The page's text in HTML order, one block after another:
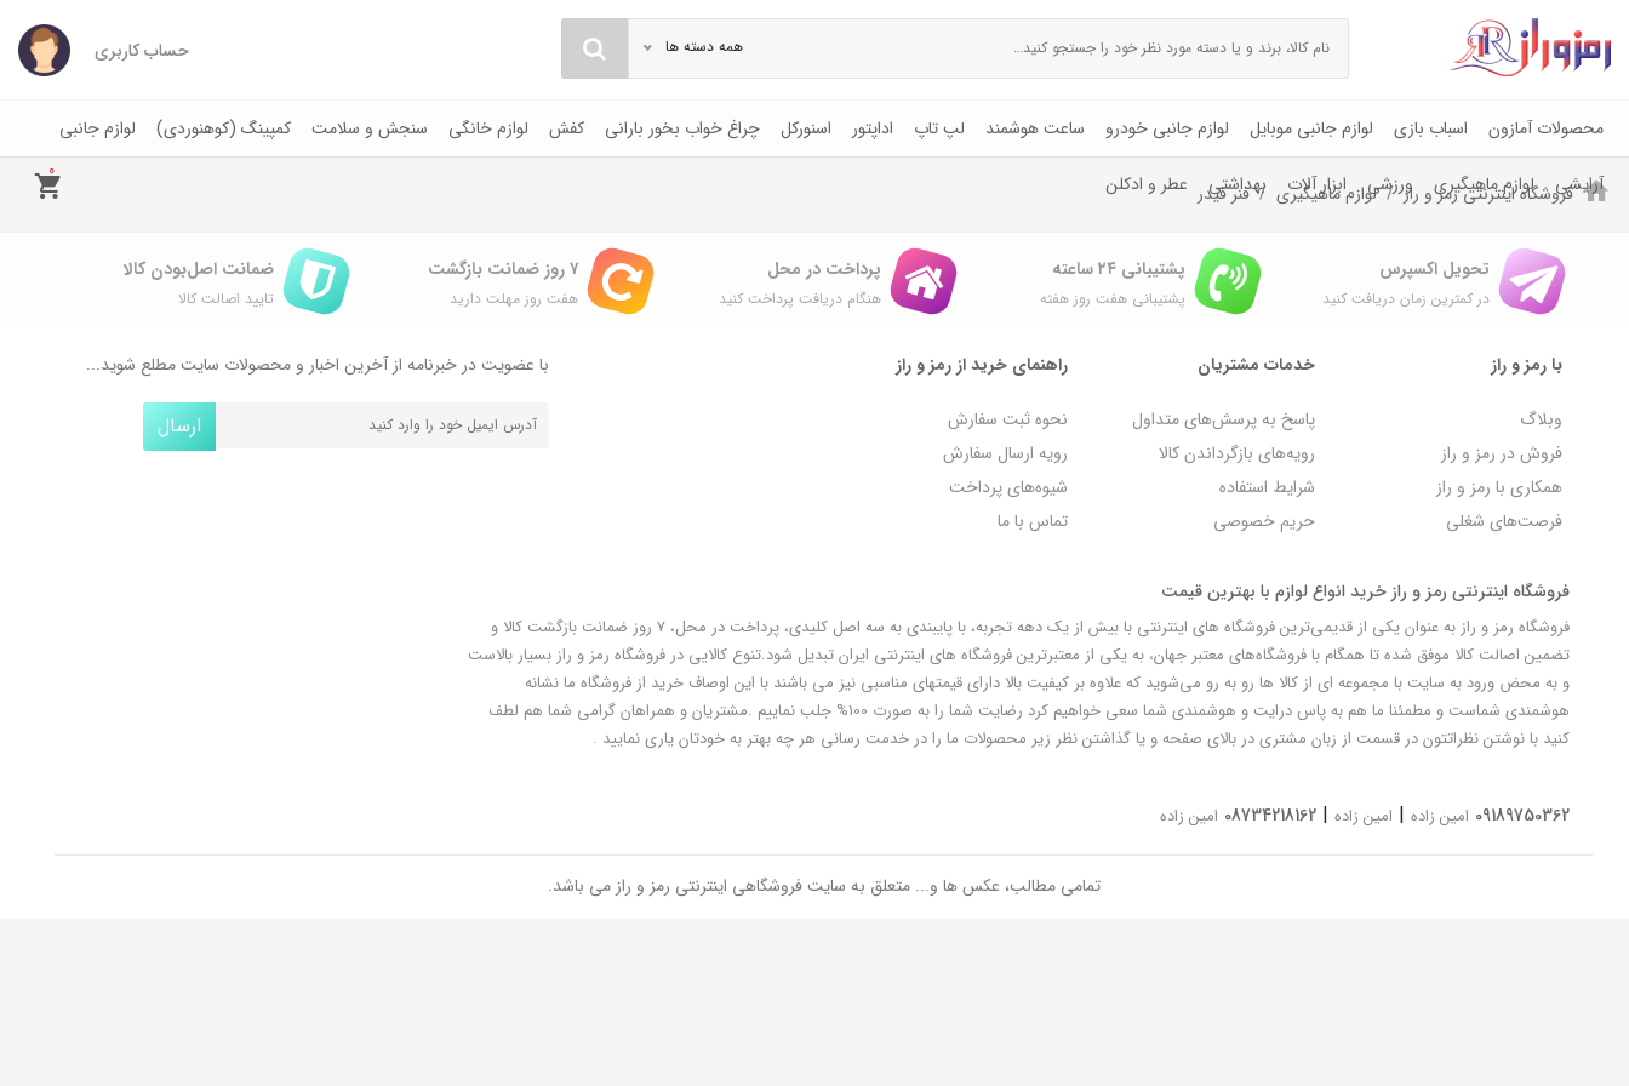
همه دسته ها حساب کاربری
محصولات آمازون اسباب بازی لوازم جانبی موبایل لوازم جانبی خودرو ساعت هوشمند لپ تاپ اداپتور اسنورکل چراغ خواب بخور بارانی کفش لوازم خانگی سنجش و سلامت کمپینگ (کوهنوردی) لوازم جانبی
آرایشی لوازم ماهیگیری ورزشی ابزار آلات بهداشتی عطر و ادکلن
0
فروشگاه اینترنتی رمز و راز لوازم ماهیگیری فنر فیدر
تحویل اکسپرس
در کمترین زمان دریافت کنید
پشتیبانی ۲۴ ساعته
پشتیبانی هفت روز هفته
پرداخت در محل
هنگام دریافت پرداخت کنید
۷ روز ضمانت بازگشت
هفت روز مهلت دارید
ضمانت اصل‌بودن کالا
تایید اصالت کالا
با رمز و راز
وبلاگ
فروش در رمز و راز
همکاری با رمز و راز
فرصت‌های شغلی
خدمات مشتریان
پاسخ به پرسش‌های متداول
رویه‌های بازگرداندن کالا
شرایط استفاده
حریم خصوصی
راهنمای خرید از رمز و راز
نحوه ثبت سفارش
رویه ارسال سفارش
شیوه‌های پرداخت
تماس با ما
با عضویت در خبرنامه از آخرین اخبار و محصولات سایت مطلع شوید...
ارسال
فروشگاه اینترنتی رمز و راز خرید انواع لوازم با بهترین قیمت
فروشگاه رمز و راز به عنوان یکی از قدیمی‌ترین فروشگاه های اینترنتی با بیش از یک دهه تجربه، با پایبندی به سه اصل کلیدی، پرداخت در محل، 7 روز ضمانت بازگشت کالا و
تضمین اصالت کالا موفق شده تا همگام با فروشگاه‌های معتبر جهان، به یکی از معتبرترین فروشگاه های اینترنتی ایران تبدیل شود.تنوع کالایی در فروشگاه رمز و راز بسیار بالاست
و به محض ورود به سایت با مجموعه ای از کالا ها رو به رو می‌شوید که علاوه بر کیفیت بالا دارای قیمتهای مناسبی نیز می باشند با این اوصاف خرید از فروشگاه ما نشانه
هوشمندی شماست و مطمئنا ما هم به پاس درایت و هوشمندی شما سعی خواهیم کرد رضایت شما را به صورت 100% جلب نماییم .مشتریان و همراهان گرامی شما هم لطف
کنید با نوشتن نظراتتون در قسمت از زبان مشتری در بالای صفحه و یا گذاشتن نظر زیر محصولات ما را در خدمت رسانی هر چه بهتر به خودتان یاری نمایید .
09189750362 امین زاده | امین زاده |
08734218162 امین زاده
تمامی مطالب، عکس ها و... متعلق به سایت فروشگاهی اینترنتی رمز و راز می باشد.